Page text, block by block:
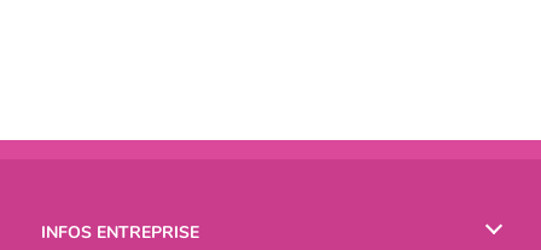
INFOS ENTREPRISE